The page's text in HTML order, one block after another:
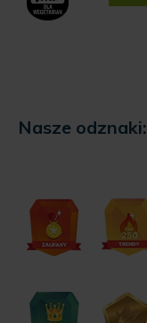
Nasze odznaki: